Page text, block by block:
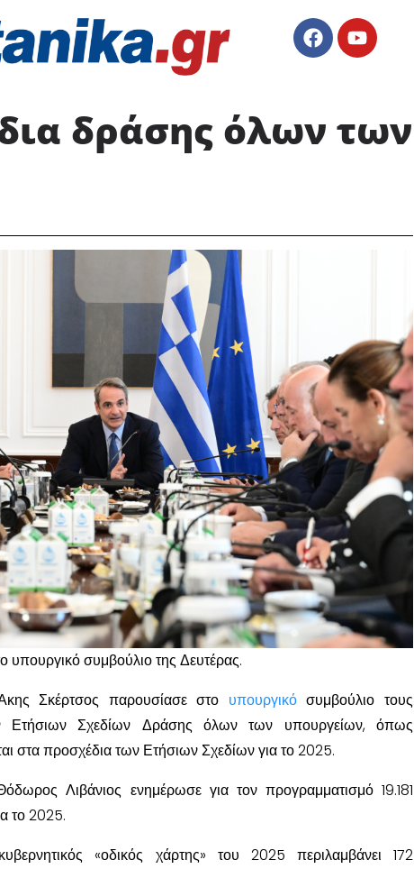
δράσης όλων των
συμβούλιο της Δευτέρας.
Σκέρτσος παρουσίασε στο υπουργικόσυμβούλιο τους
Ετήσιων Σχεδίων Δράσης όλων των υπουργείων, όπως
στα προσχέδια των Ετήσιων Σχεδίων για το 2025.
Λιβάνιος ενημέρωσε για τον προγραμματισμό 19.181
το 2025.
«οδικός χάρτης» του 2025 περιλαμβάνει 172